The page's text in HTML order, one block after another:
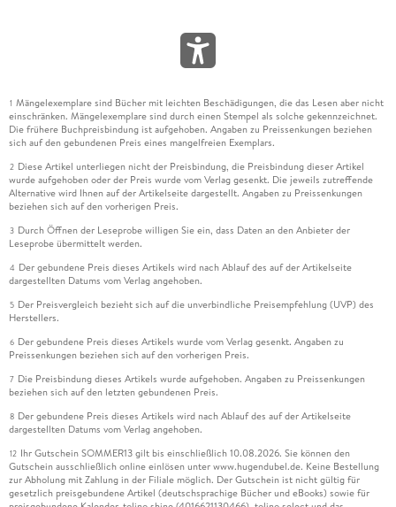
1 Mängelexemplare sind Bücher mit leichten Beschädigungen, die das Lesen aber nicht
einschränken. Mängelexemplare sind durch einen Stempel als solche gekennzeichnet.
Die frühere Buchpreisbindung ist aufgehoben. Angaben zu Preissenkungen beziehen
sich auf den gebundenen Preis eines mangelfreien Exemplars.
2 Diese Artikel unterliegen nicht der Preisbindung, die Preisbindung dieser Artikel
wurde aufgehoben oder der Preis wurde vom Verlag gesenkt. Die jeweils zutreffende
Alternative wird Ihnen auf der Artikelseite dargestellt. Angaben zu Preissenkungen
beziehen sich auf den vorherigen Preis.
3 Durch Öffnen der Leseprobe willigen Sie ein, dass Daten an den Anbieter der
Leseprobe übermittelt werden.
4 Der gebundene Preis dieses Artikels wird nach Ablauf des auf der Artikelseite
dargestellten Datums vom Verlag angehoben.
5 Der Preisvergleich bezieht sich auf die unverbindliche Preisempfehlung (UVP) des
Herstellers.
6 Der gebundene Preis dieses Artikels wurde vom Verlag gesenkt. Angaben zu
Preissenkungen beziehen sich auf den vorherigen Preis.
7 Die Preisbindung dieses Artikels wurde aufgehoben. Angaben zu Preissenkungen
beziehen sich auf den letzten gebundenen Preis.
8 Der gebundene Preis dieses Artikels wird nach Ablauf des auf der Artikelseite
dargestellten Datums vom Verlag angehoben.
12 Ihr Gutschein SOMMER13 gilt bis einschließlich 10.08.2026. Sie können den
Gutschein ausschließlich online einlösen unter www.hugendubel.de. Keine Bestellung
zur Abholung mit Zahlung in der Filiale möglich. Der Gutschein ist nicht gültig für
gesetzlich preisgebundene Artikel (deutschsprachige Bücher und eBooks) sowie für